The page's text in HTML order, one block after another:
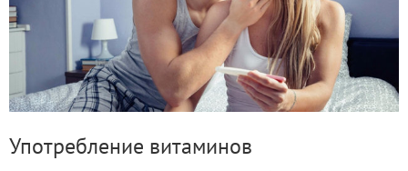
Употребление витаминов